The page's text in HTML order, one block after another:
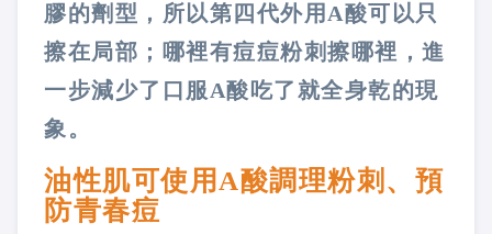
膠的劑型，所以第四代外用A酸可以只
擦在局部；哪裡有痘痘粉刺擦哪裡，進
一步減少了口服A酸吃了就全身乾的現
象。
油性肌可使用A酸調理粉刺、預
防青春痘